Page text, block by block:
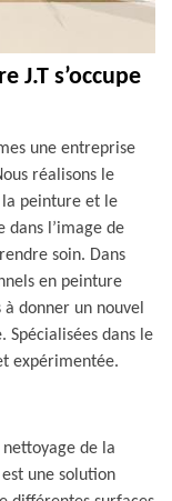
J.T s’occupe
une entreprise
réalisons le
peinture et le
dans l’image de
soin. Dans
en peinture
donner un nouvel
dans le
expérimentée.
nettoyage de la
une solution